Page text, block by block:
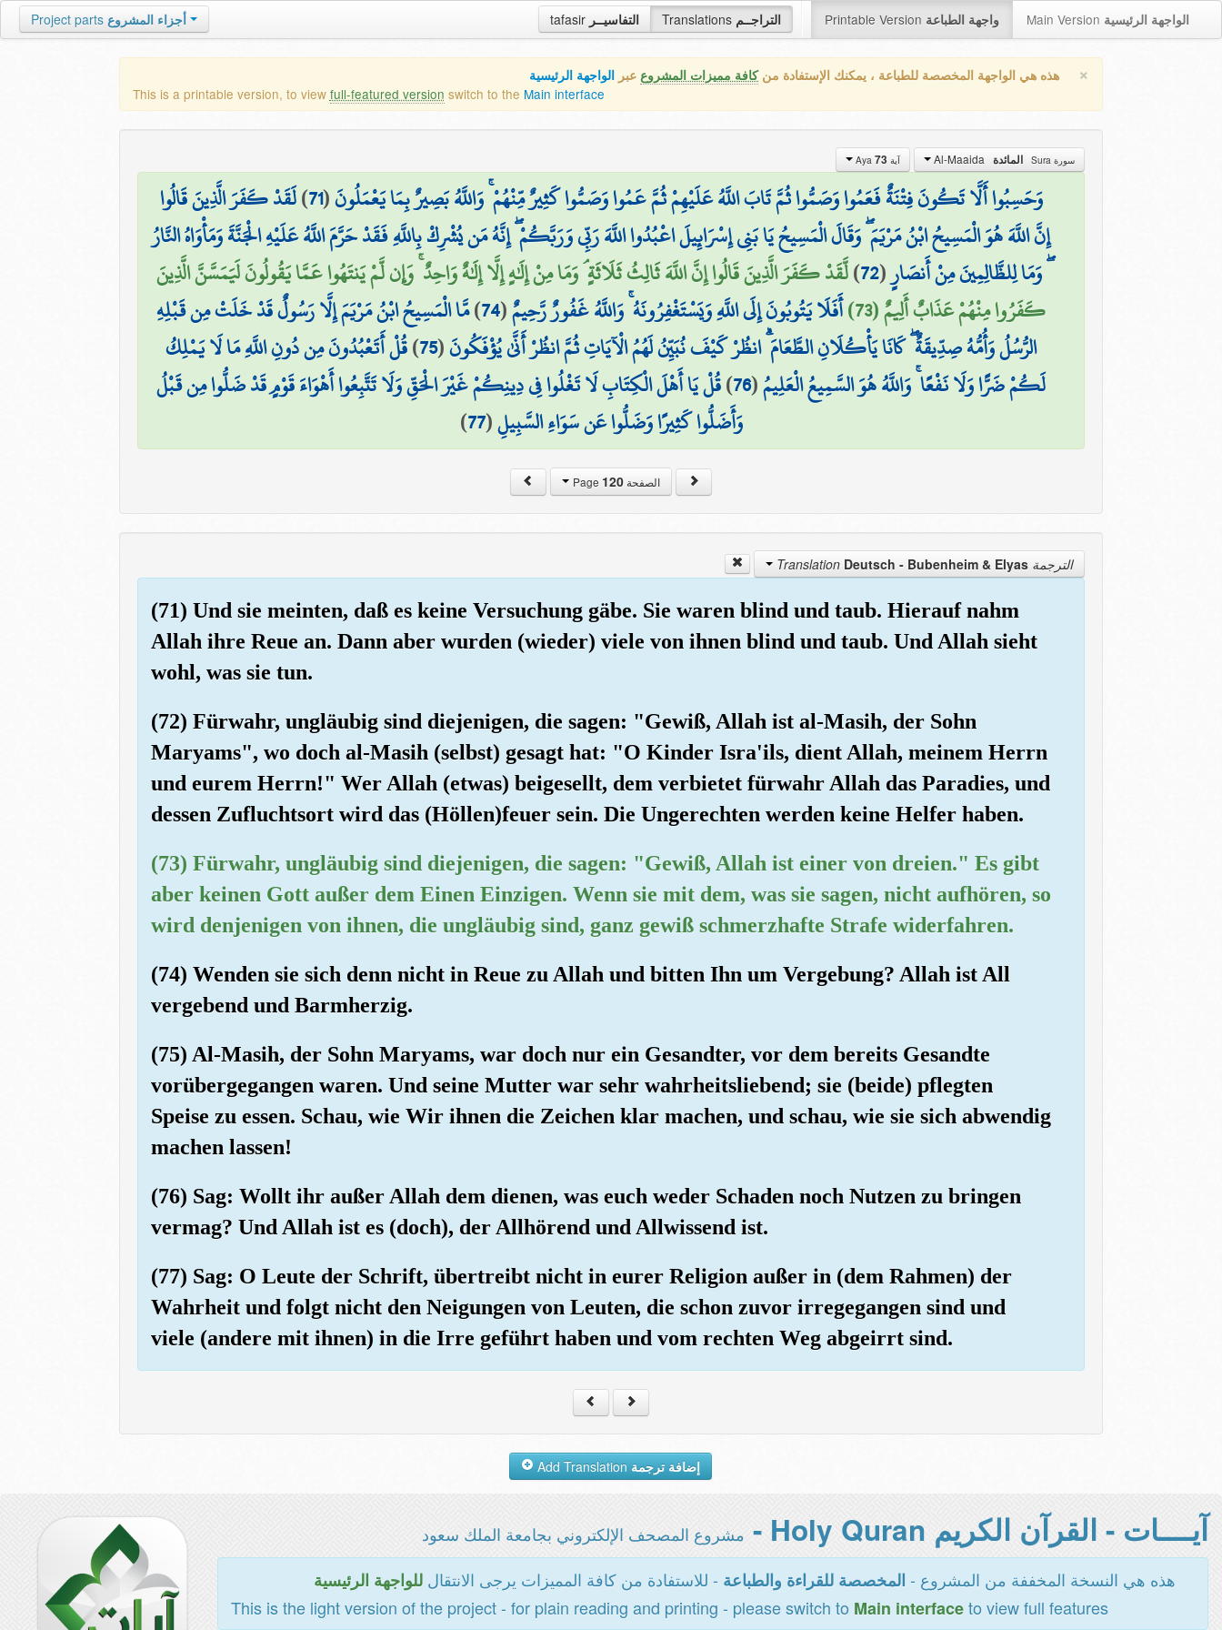
tafasir التفاسيــر Translations التراجــم Printable Version واجهة الطباعة Main Version الواجهة الرئيسية Project parts أجزاء المشروع
× هذه هي الواجهة المخصصة للطباعة ، يمكنك الإستفادة منكافة مميزات المشروع عبر الواجهة الرئيسية
This is a printable version, to view full-featured version switch to the Main interface
سورة Sura المائدة آية Aya 73
وَحَسِبُوا أَلَّا تَكُونَ فِتْنَةٌ فَعَمُوا وَصَمُّوا ثُمَّ تَابَ اللَّهُ عَلَيْهِمْ ثُمَّ عَمُوا وَصَمُّوا كَثِيرٌ مِّنْهُمْ ۚ وَاللَّهُ بَصِيرٌ بِمَا يَعْمَلُونَ(
71
)لَقَدْ كَفَرَ الَّذِينَ قَالُوا
إِنَّ اللَّهَ هُوَ الْمَسِيحُ ابْنُ مَرْيَمَ ۖ وَقَالَ الْمَسِيحُ يَا بَنِي إِسْرَائِيلَ اعْبُدُوا اللَّهَ رَبِّي وَرَبَّكُمْ ۖ إِنَّهُ مَن يُشْرِكْ بِاللَّهِ فَقَدْ حَرَّمَ اللَّهُ عَلَيْهِ الْجَنَّةَ وَمَأْوَاهُ النَّارُ
ۖ وَمَا لِلظَّالِمِينَ مِنْ أَنصَارٍ(
72
)لَّقَدْ كَفَرَ الَّذِينَ قَالُوا إِنَّ اللَّهَ ثَالِثُ ثَلَاثَةٍ ۘ وَمَا مِنْ إِلَٰهٍ إِلَّا إِلَٰهٌ وَاحِدٌ ۚ وَإِن لَّمْ يَنتَهُوا عَمَّا يَقُولُونَ لَيَمَسَّنَّ الَّذِينَ
كَفَرُوا مِنْهُمْ عَذَابٌ أَلِيمٌ (73)
أَفَلَا يَتُوبُونَ إِلَى اللَّهِ وَيَسْتَغْفِرُونَهُ ۚ وَاللَّهُ غَفُورٌ رَّحِيمٌ(
74
)مَّا الْمَسِيحُ ابْنُ مَرْيَمَ إِلَّا رَسُولٌ قَدْ خَلَتْ مِن قَبْلِهِ
الرُّسُلُ وَأُمُّهُ صِدِّيقَةٌ ۖ كَانَا يَأْكُلَانِ الطَّعَامَ ۗ انظُرْ كَيْفَ نُبَيِّنُ لَهُمُ الْآيَاتِ ثُمَّ انظُرْ أَنَّىٰ يُؤْفَكُونَ(
75
)قُلْ أَتَعْبُدُونَ مِن دُونِ اللَّهِ مَا لَا يَمْلِكُ
لَكُمْ ضَرًّا وَلَا نَفْعًا ۚ وَاللَّهُ هُوَ السَّمِيعُ الْعَلِيمُ(
76
)قُلْ يَا أَهْلَ الْكِتَابِ لَا تَغْلُوا فِي دِينِكُمْ غَيْرَ الْحَقِّ وَلَا تَتَّبِعُوا أَهْوَاءَ قَوْمٍ قَدْ ضَلُّوا مِن قَبْلُ
وَأَضَلُّوا كَثِيرًا وَضَلُّوا عَن سَوَاءِ السَّبِيلِ(
77
)
الصفحة Page120
الترجمة Translation Deutsch - Bubenheim & Elyas
(71) Und sie meinten, daß es keine Versuchung gäbe. Sie waren blind und taub. Hierauf nahm
Allah ihre Reue an. Dann aber wurden (wieder) viele von ihnen blind und taub. Und Allah sieht
wohl, was sie tun.
(72) Fürwahr, ungläubig sind diejenigen, die sagen: "Gewiß, Allah ist al-Masih, der Sohn
Maryams", wo doch al-Masih (selbst) gesagt hat: "O Kinder Isra'ils, dient Allah, meinem Herrn
und eurem Herrn!" Wer Allah (etwas) beigesellt, dem verbietet fürwahr Allah das Paradies, und
dessen Zufluchtsort wird das (Höllen)feuer sein. Die Ungerechten werden keine Helfer haben.
(73) Fürwahr, ungläubig sind diejenigen, die sagen: "Gewiß, Allah ist einer von dreien." Es gibt
aber keinen Gott außer dem Einen Einzigen. Wenn sie mit dem, was sie sagen, nicht aufhören, so
wird denjenigen von ihnen, die ungläubig sind, ganz gewiß schmerzhafte Strafe widerfahren.
(74) Wenden sie sich denn nicht in Reue zu Allah und bitten Ihn um Vergebung? Allah ist All
vergebend und Barmherzig.
(75) Al-Masih, der Sohn Maryams, war doch nur ein Gesandter, vor dem bereits Gesandte
vorübergegangen waren. Und seine Mutter war sehr wahrheitsliebend; sie (beide) pflegten
Speise zu essen. Schau, wie Wir ihnen die Zeichen klar machen, und schau, wie sie sich abwendig
machen lassen!
(76) Sag: Wollt ihr außer Allah dem dienen, was euch weder Schaden noch Nutzen zu bringen
vermag? Und Allah ist es (doch), der Allhörend und Allwissend ist.
(77) Sag: O Leute der Schrift, übertreibt nicht in eurer Religion außer in (dem Rahmen) der
Wahrheit und folgt nicht den Neigungen von Leuten, die schon zuvor irregegangen sind und
viele (andere mit ihnen) in die Irre geführt haben und vom rechten Weg abgeirrt sind.
إضافة ترجمة
آيــــات - القرآن الكريم Holy Quran - مشروع المصحف الإلكتروني بجامعة الملك سعود
هذه هي النسخة المخففة من المشروع - المخصصة للقراءة والطباعة - للاستفادة من كافة المميزات يرجى الانتقالللواجهة الرئيسية
This is the light version of the project - for plain reading and printing - please switch to Main interfaceto view full features